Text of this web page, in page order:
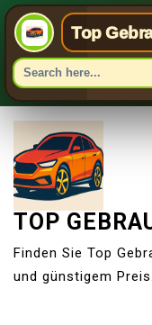
Top
TOP
Finden Sie Top
und günstigem Preis.